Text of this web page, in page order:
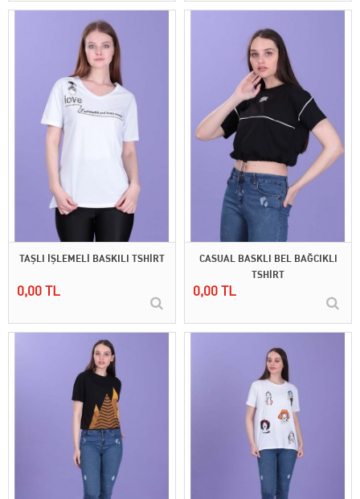
TAŞLI İŞLEMELİ BASKILI TSHİRT
0,00 TL
CASUAL BASKLI BEL BAĞCIKLI
TSHİRT
0,00 TL